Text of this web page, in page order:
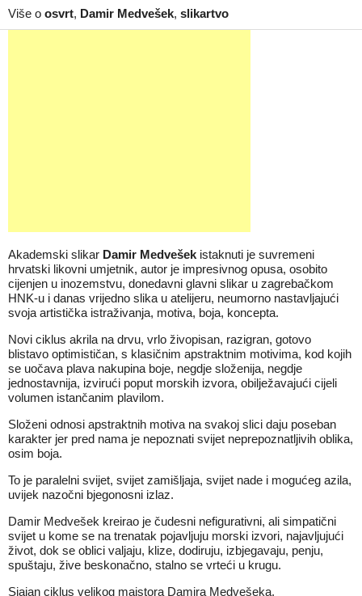
Više o osvrt, Damir Medvešek, slikartvo
Akademski slikar Damir Medvešek istaknuti je suvremeni
hrvatski likovni umjetnik, autor je impresivnog opusa, osobito
cijenjen u inozemstvu, donedavni glavni slikar u zagrebačkom
HNK-u i danas vrijedno slika u atelijeru, neumorno nastavljajući
svoja artistička istraživanja, motiva, boja, koncepta.
Novi ciklus akrila na drvu, vrlo živopisan, razigran, gotovo
blistavo optimističan, s klasičnim apstraktnim motivima, kod kojih
se uočava plava nakupina boje, negdje složenija, negdje
jednostavnija, izvirući poput morskih izvora, obilježavajući cijeli
volumen istančanim plavilom.
Složeni odnosi apstraktnih motiva na svakoj slici daju poseban
karakter jer pred nama je nepoznati svijet neprepoznatljivih oblika,
osim boja.
To je paralelni svijet, svijet zamišljaja, svijet nade i mogućeg azila,
uvijek nazočni bjegonosni izlaz.
Damir Medvešek kreirao je čudesni nefigurativni, ali simpatični
svijet u kome se na trenatak pojavljuju morski izvori, najavljujući
život, dok se oblici valjaju, klize, dodiruju, izbjegavaju, penju,
spuštaju, žive beskonačno, stalno se vrteći u krugu.
Sjajan ciklus velikog majstora Damira Medvešeka.